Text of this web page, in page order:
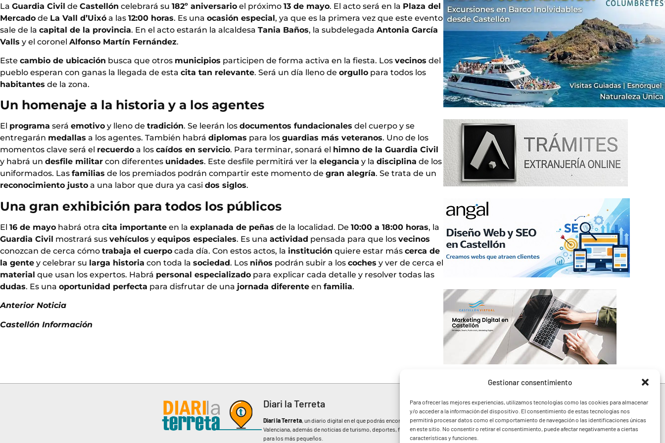
Gestionar consentimiento
Para ofrecer las mejores experiencias, utilizamos tecnologías como las cookies para almacenar
y/o acceder a la información del dispositivo. El consentimiento de estas tecnologías nos
permitirá procesar datos como el comportamiento de navegación o las identificaciones únicas
en este sitio. No consentir o retirar el consentimiento, puede afectar negativamente a ciertas
características y funciones.
La Guardia Civil de Castellón celebrará su 182º aniversario el próximo 13 de mayo. El acto será en la Plaza del
Mercado de La Vall d’Uixó a las 12:00 horas. Es una ocasión especial, ya que es la primera vez que este evento
sale de la capital de la provincia. En el acto estarán la alcaldesa Tania Baños, la subdelegada Antonia García
Valls y el coronel Alfonso Martín Fernández.
Este cambio de ubicación busca que otros municipios participen de forma activa en la fiesta. Los vecinos del
pueblo esperan con ganas la llegada de esta cita tan relevante. Será un día lleno de orgullo para todos los
habitantes de la zona.
Un homenaje a la historia y a los agentes
El programa será emotivo y lleno de tradición. Se leerán los documentos fundacionales del cuerpo y se
entregarán medallas a los agentes. También habrá diplomas para los guardias más veteranos. Uno de los
momentos clave será el recuerdo a los caídos en servicio. Para terminar, sonará el himno de la Guardia Civil
y habrá un desfile militar con diferentes unidades. Este desfile permitirá ver la elegancia y la disciplina de los
uniformados. Las familias de los premiados podrán compartir este momento de gran alegría. Se trata de un
reconocimiento justo a una labor que dura ya casi dos siglos.
Una gran exhibición para todos los públicos
El 16 de mayo habrá otra cita importante en la explanada de peñas de la localidad. De 10:00 a 18:00 horas, la
Guardia Civil mostrará sus vehículos y equipos especiales. Es una actividad pensada para que los vecinos
conozcan de cerca cómo trabaja el cuerpo cada día. Con estos actos, la institución quiere estar más cerca de
la gente y celebrar su larga historia con toda la sociedad. Los niños podrán subir a los coches y ver de cerca el
material que usan los expertos. Habrá personal especializado para explicar cada detalle y resolver todas las
dudas. Es una oportunidad perfecta para disfrutar de una jornada diferente en familia.
Anterior Noticia
Castellón Información
Diari la Terreta
Diari la Terreta, un diario digital en el que podrás encontrar noticias de toda la Comunidad
Valenciana, además de noticias de turismo, deportes, fiestas regionales, festivales y noticias
para los más pequeños.